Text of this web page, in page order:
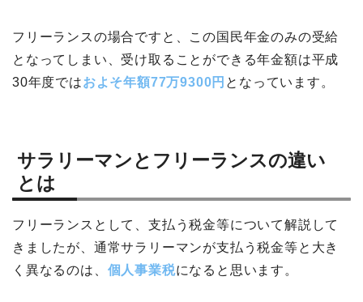
フリーランスの場合ですと、この国民年金のみの受給
となってしまい、受け取ることができる年金額は平成
30年度ではおよそ年額77万9300円 となっています。
サラリーマンとフリーランスの違い
とは
フリーランスとして、支払う税金等について解説して
きましたが、通常サラリーマンが支払う税金等と大き
く異なるのは、 個人事業税になると思います。